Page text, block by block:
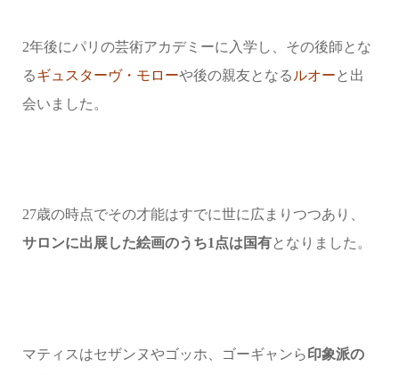
2年後にパリの芸術アカデミーに入学し、その後師とな
るギュスターヴ・モローや後の親友となる ルオー と出
会いました。
27歳の時点でその才能はすでに世に広まりつつあり、
サロンに出展した絵画のうち1点は国有となりました。
マティスはセザンヌやゴッホ、ゴーギャンら 印象派の